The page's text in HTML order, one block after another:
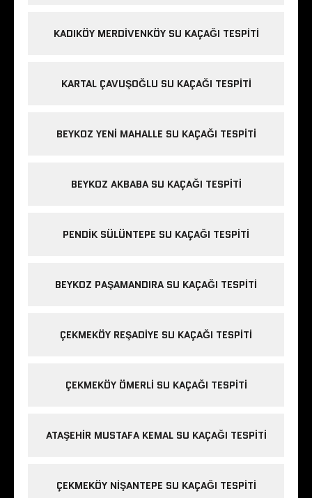
KADIKÖY MERDIVENKÖY SU KAÇAĞI TESPITI
KARTAL ÇAVUŞOĞLU SU KAÇAĞI TESPITI
BEYKOZ YENI MAHALLE SU KAÇAĞI TESPITI
BEYKOZ AKBABA SU KAÇAĞI TESPITI
PENDIK SÜLÜNTEPE SU KAÇAĞI TESPITI
BEYKOZ PAŞAMANDIRA SU KAÇAĞI TESPITI
ÇEKMEKÖY REŞADIYE SU KAÇAĞI TESPITI
ÇEKMEKÖY ÖMERLI SU KAÇAĞI TESPITI
ATAŞEHIR MUSTAFA KEMAL SU KAÇAĞI TESPITI
ÇEKMEKÖY NIŞANTEPE SU KAÇAĞI TESPITI